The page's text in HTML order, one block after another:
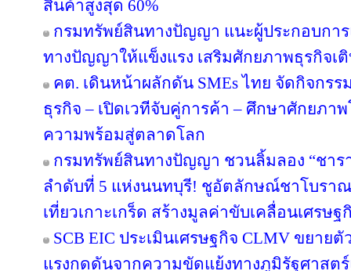
สินค้าสูงสุด 60%
กรมทรัพย์สินทางปัญญา แนะผู้ประกอบกา
ทางปัญญาให้แข็งแรง เสริมศักยภาพธุรกิจเ
คต. เดินหน้าผลักดัน SMEs ไทย จัดกิจกรร
ธุรกิจ – เปิดเวทีจับคู่การค้า – ศึกษาศักยภา
ความพร้อมสู่ตลาดโลก
กรมทรัพย์สินทางปัญญา ชวนลิ้มลอง “ชารา
ลำดับที่ 5 แห่งนนทบุรี! ชูอัตลักษณ์ชาโบรา
เที่ยวเกาะเกร็ด สร้างมูลค่าขับเคลื่อนเศรษ
SCB EIC ประเมินเศรษฐกิจ CLMV ขยาย
แรงกดดันจากความขัดแย้งทางภูมิรัฐศาสต